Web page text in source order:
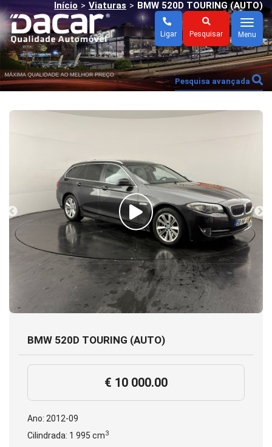
Pesquisar
Ligar
Menu
Menu
Início > Viaturas > BMW 520D TOURING (AUTO)
Pesquisa avançada
BMW 520D TOURING (AUTO)
€ 10 000.00
Ano: 2012-09
Cilindrada: 1 995 cm3